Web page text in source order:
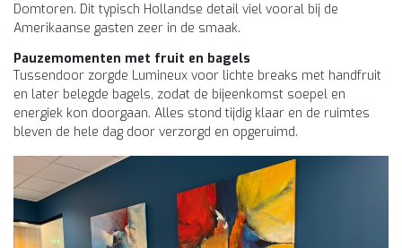
Domtoren. Dit typisch Hollandse detail viel vooral bij de
Amerikaanse gasten zeer in de smaak.
Pauzemomenten met fruit en bagels
Tussendoor zorgde Lumineux voor lichte breaks met handfruit
en later belegde bagels, zodat de bijeenkomst soepel en
energiek kon doorgaan. Alles stond tijdig klaar en de ruimtes
bleven de hele dag door verzorgd en opgeruimd.